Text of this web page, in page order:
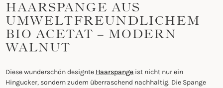
HAARSPANGE AUS
UMWELTFREUNDLICHEM
BIO ACETAT – MODERN
WALNUT
Diese wunderschön designte Haarspange ist nicht nur ein
Hingucker, sondern zudem überraschend nachhaltig. Die Spange